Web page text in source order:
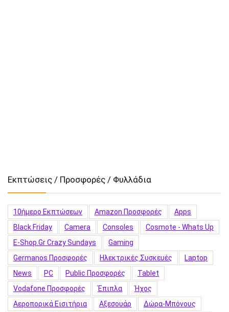
Εκπτώσεις / Προσφορές / Φυλλάδια
10ήμερο Εκπτώσεων Amazon Προσφορές
Apps
Black Friday
Camera Consoles
Cosmote - Whats Up
E-Shop.gr Crazy Sundays
Gaming
Germanos Προσφορές
Hλεκτρικές Συσκευές
Laptop
News
PC Public Προσφορές
Tablet
Vodafone Προσφορές
Έπιπλα
Ήχος
Αεροπορικά Εισιτήρια
Αξεσουάρ
Δώρα-Μπόνους